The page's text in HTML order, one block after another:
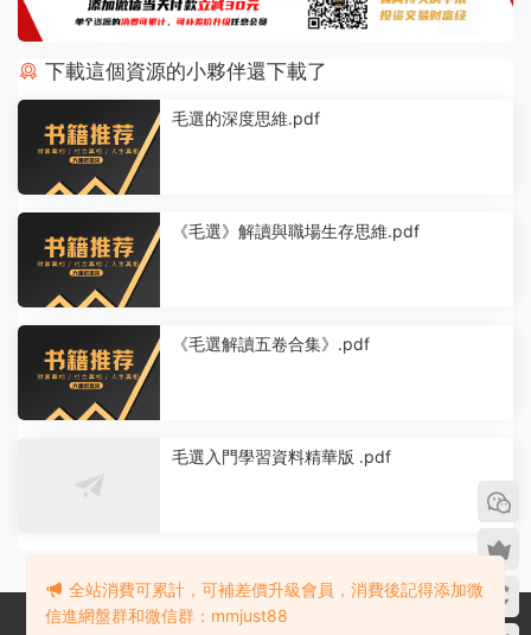
下載這個資源的小夥伴還下載了
毛選的深度思維.pdf
《毛選》解讀與職場生存思維.pdf
《毛選解讀五卷合集》.pdf
毛選入門學習資料精華版 .pdf
全站消費可累計，可補差價升級會員，消費後記得添加微
信進網盤群和微信群：mmjust88